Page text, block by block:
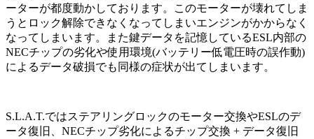
ーターが都度動かしております。このモーターが壊れてしま
うとロック解除できなくなってしまいエンジンがかからなく
なってしまいます。また鍵データを記憶しているESL内部の
NECチップの劣化や使用環境(バッテリー低電圧時の誤作動)
によるデータ破損でも同様の症状が出てしまいます。
S.L.A.T.ではステアリングロックのモーター交換やESLのデ
ータ復旧、NECチップ劣化によるチップ交換 + データ復旧